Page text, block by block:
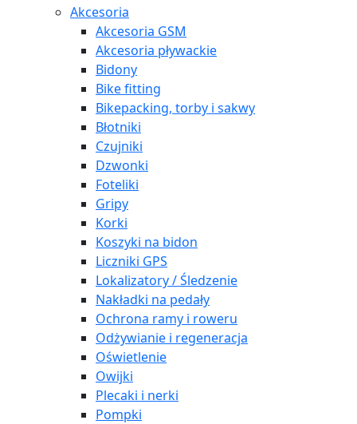
Akcesoria
Akcesoria GSM
Akcesoria pływackie
Bidony
Bike fitting
Bikepacking, torby i sakwy
Błotniki
Czujniki
Dzwonki
Foteliki
Gripy
Korki
Koszyki na bidon
Liczniki GPS
Lokalizatory / Śledzenie
Nakładki na pedały
Ochrona ramy i roweru
Odżywianie i regeneracja
Oświetlenie
Owijki
Plecaki i nerki
Pompki